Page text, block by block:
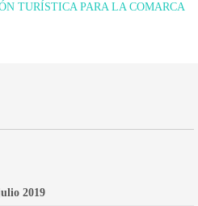
TURÍSTICA PARA LA COMARCA
2019